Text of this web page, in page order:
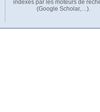
indexés par les moteurs de
(Google Scholar,…).